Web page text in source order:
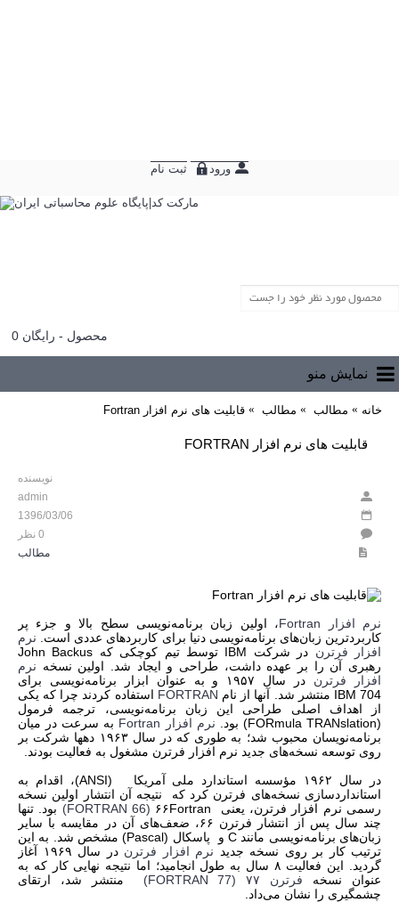
ورود ثبت نام
0 محصول - رایگان
سبد خرید شما خالی است!
نمایش منو
خانه مطالب مطالب قابلیت های نرم افزار Fortran
قابلیت های نرم افزار FORTRAN
نویسنده
admin
1396/03/06
0 نظر
مطالب
نرم افزار Fortran، اولین زبان برنامه‌نویسی سطح بالا و جزء پر
کاربردترین زبان‌های برنامه‌نویسی دنیا برای کاربردهای عددی است. نرم
افزار فرترن در شرکت IBM توسط تیم کوچکی که John Backus
رهبری آن را بر عهده داشت، طراحی و ایجاد شد. اولین نسخه نرم
افزار فرترن در سال ۱۹۵۷ و به عنوان ابزار برنامه‌نویسی برای
IBM 704 منتشر شد. آنها از نام FORTRAN استفاده کردند چرا که یکی
از اهداف اصلی طراحی این زبان برنامه‌نویسی، ترجمه فرمول
(FORmula TRANslation) بود. نرم افزار Fortran به سرعت در میان
برنامه‌نویسان محبوب شد؛ به طوری که در سال ۱۹۶۳ دهها شرکت بر
روی توسعه نسخه‌های جدید نرم افزار فرترن مشغول به فعالیت بودند.
در سال ۱۹۶۲ مؤسسه استاندارد ملی آمریکا
(ANSI)، اقدام به
استانداردسازی نسخه‌های فرترن کرد که نتیجه آن انتشار اولین نسخه
رسمی نرم افزار فرترن، یعنی
Fortran۶۶ (FORTRAN 66) بود. تنها
چند سال پس از انتشار فرترن ۶۶، ضعف‌های آن در مقایسه با سایر
زبان‌های برنامه‌نویسی مانندC و پاسکال (Pascal)مشخص شد. به این
ترتیب کار بر روی نسخه جدید نرم افزار فرترن
در سال ۱۹۶۹ آغاز
گردید. این فعالیت ۸ سال به طول انجامید؛ اما نتیجه نهایی کار که به
عنوان نسخه فرترن ۷۷ (FORTRAN 77)
منتشر شد، ارتقای
چشمگیری را نشان می‌داد.